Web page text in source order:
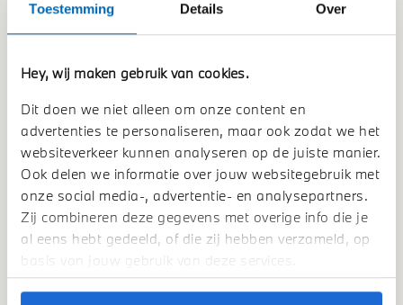
Toestemming Details Over
Hey, wij maken gebruik van cookies.
Dit doen we niet alleen om onze content en
advertenties te personaliseren, maar ook zodat we het
websiteverkeer kunnen analyseren op de juiste manier.
Ook delen we informatie over jouw websitegebruik met
onze social media-, advertentie- en analysepartners.
Zij combineren deze gegevens met overige info die je
al eens hebt gedeeld, of die zij hebben verzameld, op
basis van jouw gebruik van deze services.
Telefoonnummer*
E-mailadres*
Dealer*